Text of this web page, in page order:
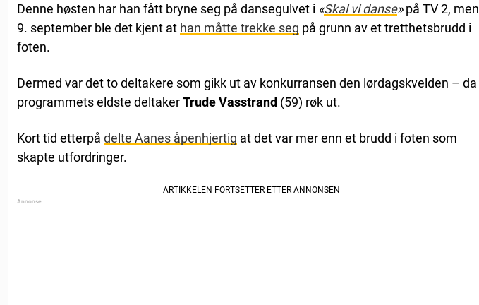
Denne høsten har han fått bryne seg på dansegulvet i «Skal vi danse»på TV 2, men
9. september ble det kjent at han måtte trekke seg på grunn av et tretthetsbrudd i
foten.
Dermed var det to deltakere som gikk ut av konkurransen den lørdagskvelden – da
programmets eldste deltakerTrude Vasstrand (59) røk ut.
Kort tid etterpå delte Aanes åpenhjertig at det var mer enn et brudd i foten som
skapte utfordringer.